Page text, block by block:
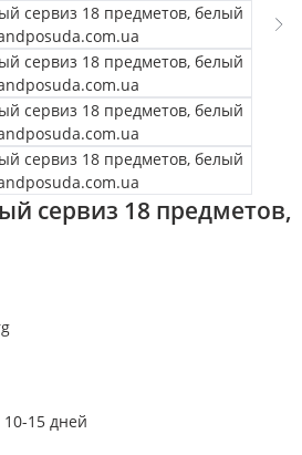
сервиз 18 предметов,
10-15 дней